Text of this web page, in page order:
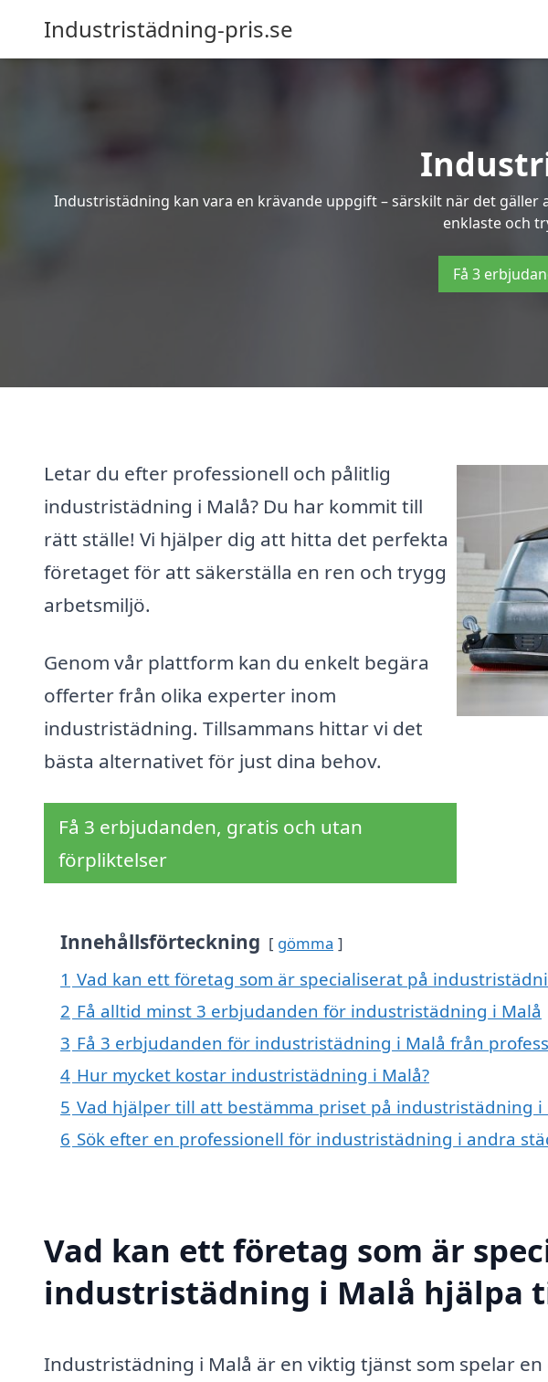
Industristädning-pris.se
Industristädning kan vara en krävande uppgift – särskilt när det
enklaste och
Få 3
Letar du efter professionell och pålitlig
industristädning i Malå? Du har kommit till
rätt ställe! Vi hjälper dig att hitta det perfekta
företaget för att säkerställa en ren och trygg
arbetsmiljö.
Genom vår plattform kan du enkelt begära
offerter från olika experter inom
industristädning. Tillsammans hittar vi det
bästa alternativet för just dina behov.
Få 3 erbjudanden, gratis och utan
förpliktelser
Innehållsförteckning gömma
1 Vad kan ett företag som är specialiserat på
2 Få alltid minst 3 erbjudanden för industristädning i Malå
3 Få 3 erbjudanden för industristädning i Malå från
4 Hur mycket kostar industristädning i Malå?
5 Vad hjälper till att bestämma priset på industristädning i
6 Sök efter en professionell för industristädning i andra
Vad kan ett företag som är
industristädning i Malå hjälpa
Industristädning i Malå är en viktig tjänst som spelar